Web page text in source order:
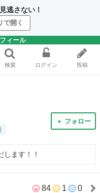
逃さない！
で開く
ィール
検索 ログイン 投稿
＋ フォロー
ます！！
84 1 0